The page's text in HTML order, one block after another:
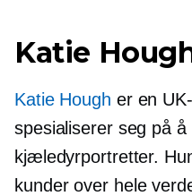
Katie
Katie Hough er en
spesialiserer seg på å
kjæledyrportretter.
kunder over hele